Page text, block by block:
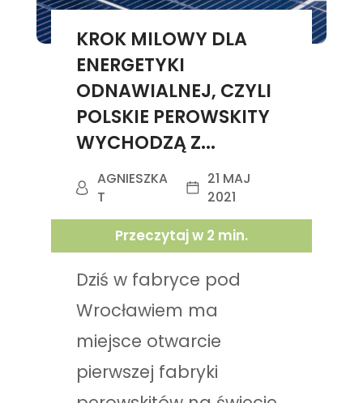
KROK MILOWY DLA
ENERGETYKI
ODNAWIALNEJ, CZYLI
POLSKIE PEROWSKITY
WYCHODZĄ Z...
AGNIESZKA
T
21 MAJ
2021
Przeczytaj w 2 min.
Dziś w fabryce pod
Wrocławiem ma
miejsce otwarcie
pierwszej fabryki